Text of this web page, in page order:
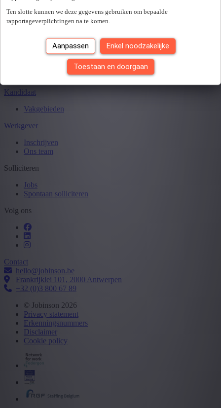
Ten slotte kunnen we deze gegevens gebruiken om bepaalde
rapportageverplichtingen na te komen.
Aanpassen Enkel noodzakelijke
Toestaan en doorgaan
Je hebt0van0jobs gezien.
Kandidaat
Vakgebieden
Werkgever
Inschrijven
Ons team
Solliciteren
Jobs
Spontaan solliciteren
Volg ons
Contact
hello@jobinson.be
Frankrijklei 101, 2000 Antwerpen
+32 (0)3 800 67 89
© Jobinson 2026
Privacy statement
Erkenningsnummers
Disclaimer
Cookie policy